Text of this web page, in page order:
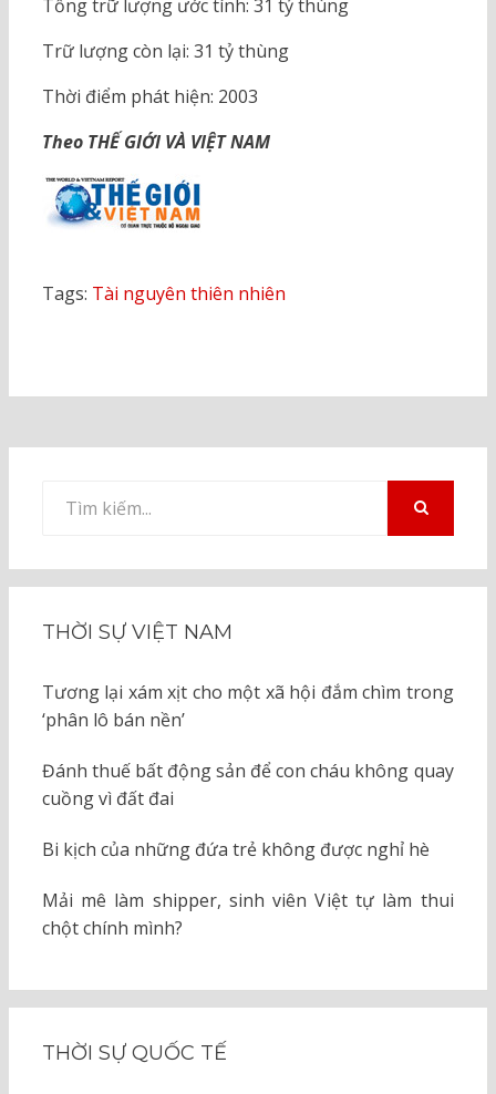
Tổng trữ lượng ước tính: 31 tỷ thùng
Trữ lượng còn lại: 31 tỷ thùng
Thời điểm phát hiện: 2003
Theo THẾ GIỚI VÀ VIỆT NAM
Tags: Tài nguyên thiên nhiên
kiếm
THỜI SỰ VIỆT NAM
Tương lại xám xịt cho một xã hội đắm chìm trong
‘phân lô bán nền’
Đánh thuế bất động sản để con cháu không quay
cuồng vì đất đai
Bi kịch của những đứa trẻ không được nghỉ hè
Mải mê làm shipper, sinh viên Việt tự làm thui
chột chính mình?
THỜI SỰ QUỐC TẾ